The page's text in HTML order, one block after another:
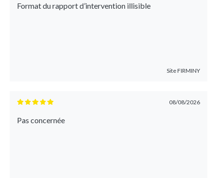
Format du rapport d’intervention illisible
SiteFIRMINY
08/08/2026
Pas concernée